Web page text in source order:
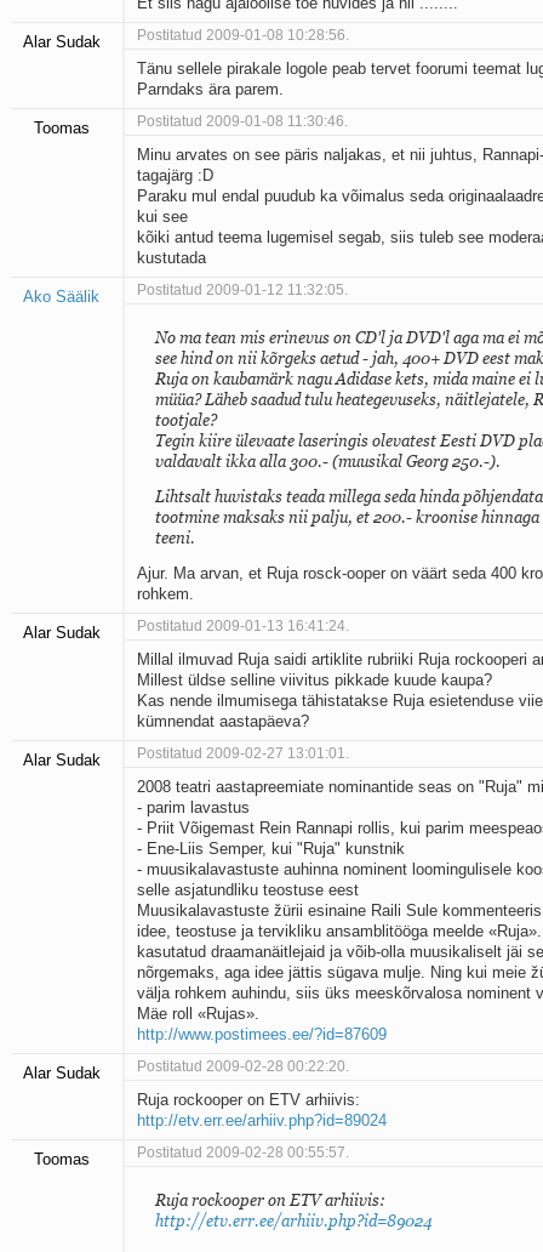
Alar Sudak Postitatud 2009-01-08 10:28:56.
Tänu sellele pirakale logole peab tervet foorumi teemat
Parndaks ära parem.
Toomas Postitatud 2009-01-08 11:30:46.
Minu arvates on see päris naljakas, et nii juhtus,
tagajärg :D
Paraku mul endal puudub ka võimalus seda
kui see
kõiki antud teema lugemisel segab, siis tuleb see
kustutada
Ako Säälik Postitatud 2009-01-12 11:32:05.
No ma tean mis erinevus on CD'l ja DVD'l aga ma ei
see hind on nii kõrgeks aetud - jah, 400+ DVD eest
Ruja on kaubamärk nagu Adidase kets, mida maine ei
müüa? Läheb saadud tulu heategevuseks, näitlejatele,
tootjale?
Tegin kiire ülevaate laseringis olevatest Eesti DVD
valdavalt ikka alla 300.- (muusikal Georg 250.-).
Lihtsalt huvistaks teada millega seda hinda
tootmine maksaks nii palju, et 200.- kroonise hinnaga
teeni.
Ajur. Ma arvan, et Ruja rosck-ooper on väärt seda 400
rohkem.
Alar Sudak Postitatud 2009-01-13 16:41:24.
Millal ilmuvad Ruja saidi artiklite rubriiki Ruja rockooperi
Millest üldse selline viivitus pikkade kuude kaupa?
Kas nende ilmumisega tähistatakse Ruja esietenduse
kümnendat aastapäeva?
Alar Sudak Postitatud 2009-02-27 13:01:01.
2008 teatri aastapreemiate nominantide seas on "Ruja"
- parim lavastus
- Priit Võigemast Rein Rannapi rollis, kui parim
- Ene-Liis Semper, kui "Ruja" kunstnik
- muusikalavastuste auhinna nominent loomingulisele
selle asjatundliku teostuse eest
Muusikalavastuste žürii esinaine Raili Sule
idee, teostuse ja tervikliku ansamblitööga meelde
kasutatud draamanäitlejaid ja võib-olla muusikaliselt jäi
nõrgemaks, aga idee jättis sügava mulje. Ning kui meie
välja rohkem auhindu, siis üks mees­kõrvalosa nominent
Mäe roll «Rujas».
http://www.postimees.ee/?id=87609
Alar Sudak Postitatud 2009-02-28 00:22:20.
Ruja rockooper on ETV arhiivis:
http://etv.err.ee/arhiiv.php?id=89024
Toomas Postitatud 2009-02-28 00:55:57.
Ruja rockooper on ETV arhiivis:
http://etv.err.ee/arhiiv.php?id=89024